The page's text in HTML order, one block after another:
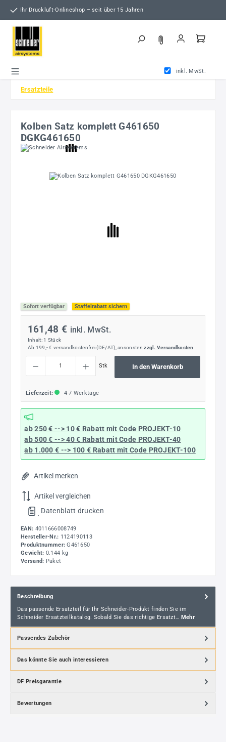
Zum Hauptinhalt springen
Ihr Druckluft-Onlineshop – seit über 15 Jahren
inkl. MwSt.
Ersatzteile
Kolben Satz komplett G461650
DGKG461650
Bildergalerie überspringen
Sofort verfügbar Staffelrabatt sichern
161,48 € inkl. MwSt.
Inhalt: 1 Stück
Ab 199,- € versandkostenfrei (DE/AT), ansonstenzzgl. Versandkosten
Stk In den Warenkorb
Lieferzeit: 4-7 Werktage
ab 250 € --> 10 € Rabatt mit Code PROJEKT-10
ab 500 € --> 40 € Rabatt mit Code PROJEKT-40
ab 1.000 € --> 100 € Rabatt mit Code PROJEKT-100
Artikel merken
Artikel vergleichen
. Datenblatt drucken
EAN: 4011666008749
Hersteller-Nr.: 1124190113
Produktnummer: G461650
Gewicht: 0.144 kg
Versand: Paket
Beschreibung
Das passende Ersatzteil für Ihr Schneider-Produkt finden Sie im
Schneider Ersatzteilkatalog. Sobald Sie das richtige Ersatzt… Mehr
Passendes Zubehör
Das könnte Sie auch interessieren
DF Preisgarantie
Bewertungen